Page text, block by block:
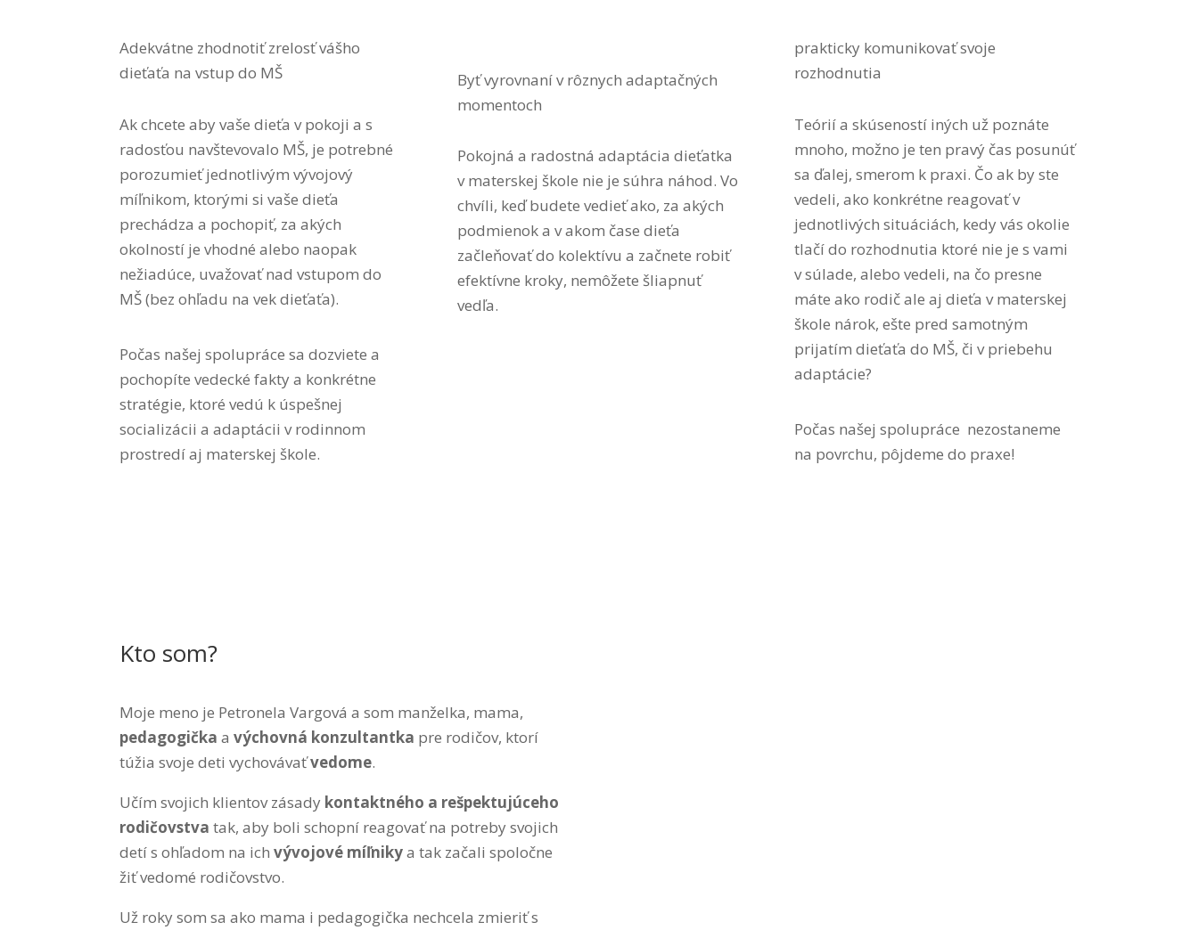
Adekvátne zhodnotiť zrelosť vášho
dieťaťa na vstup do MŠ
Ak chcete aby vaše dieťa v pokoji a s
radosťou navštevovalo MŠ, je potrebné
porozumieť jednotlivým vývojový
míľnikom, ktorými si vaše dieťa
prechádza a pochopiť, za akých
okolností je vhodné alebo naopak
nežiadúce, uvažovať nad vstupom do
MŠ (bez ohľadu na vek dieťaťa).
Počas našej spolupráce sa dozviete a
pochopíte vedecké faktya konkrétne
stratégie, ktoré vedú k úspešnej
socializácii a adaptácii v rodinnom
prostredí aj materskej škole.
Byť vyrovnanív rôznych adaptačných
momentoch
Pokojná a radostná adaptácia dieťatka
v materskej škole nie je súhra náhod. Vo
chvíli, keď budete vedieť ako, za akých
podmienok a v akom čase dieťa
začleňovať do kolektívu a začnete robiť
efektívne kroky, nemôžete šliapnuť
vedľa.
prakticky komunikovať svoje
rozhodnutia
Teórií a skúseností iných už poznáte
mnoho, možno je ten pravý čas posunúť
sa ďalej, smerom k praxi. Čo ak by ste
vedeli, ako konkrétne reagovať v
jednotlivých situáciách, kedy vás okolie
tlačí do rozhodnutia ktoré nie je s vami
v súlade, alebo vedeli, na čo presne
máte ako rodič ale aj dieťa v materskej
škole nárok, ešte pred samotným
prijatím dieťaťa do MŠ, či v priebehu
adaptácie?
Počas našej spolupráce nezostaneme
na povrchu, pôjdeme do praxe!
Kto som?
Moje meno je Petronela Vargová a som manželka, mama,
pedagogička avýchovná konzultantka pre rodičov, ktorí
túžia svoje deti vychovávaťvedome.
Učím svojich klientov zásady kontaktného a rešpektujúceho
rodičovstva tak, aby boli schopní reagovať na potreby svojich
detí s ohľadom na ichvývojové míľnikya tak začali spoločne
žiť vedomé rodičovstvo.
Už roky som sa ako mama i pedagogička nechcela zmieriť s